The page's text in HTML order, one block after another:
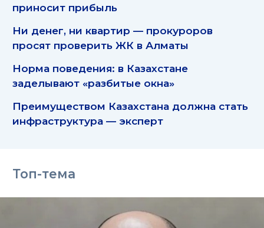
приносит прибыль
Ни денег, ни квартир — прокуроров
просят проверить ЖК в Алматы
Норма поведения: в Казахстане
заделывают «разбитые окна»
Преимуществом Казахстана должна стать
инфраструктура — эксперт
Топ-тема